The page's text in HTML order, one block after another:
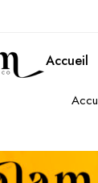
Accueil